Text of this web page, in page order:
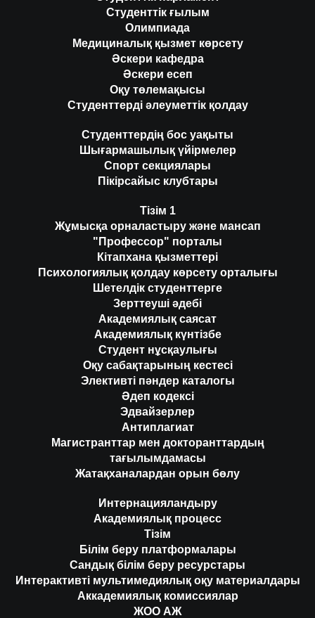
Студенттік ғылым
Олимпиада
Медициналық қызмет көрсету
Әскери кафедра
Әскери есеп
Оқу төлемақысы
Студенттерді әлеуметтік қолдау
Студенттердің бос уақыты
Шығармашылық үйірмелер
Спорт секциялары
Пікірсайыс клубтары
Тізім 1
Жұмысқа орналастыру және мансап
"Профессор" порталы
Кітапхана қызметтері
Психологиялық қолдау көрсету орталығы
Шетелдік студенттерге
Зерттеуші әдебі
Академиялық саясат
Академиялық күнтізбе
Студент нұсқаулығы
Оқу сабақтарының кестесі
Элективті пәндер каталогы
Әдеп кодексі
Эдвайзерлер
Антиплагиат
Магистранттар мен докторанттардың
тағылымдамасы
Жатақханалардан орын бөлу
Интернацияландыру
Академиялық процесс
Тізім
Білім беру платформалары
Сандық білім беру ресурстары
Интерактивті мультимедиялық оқу материалдары
Аккадемиялық комиссиялар
ЖОО АЖ